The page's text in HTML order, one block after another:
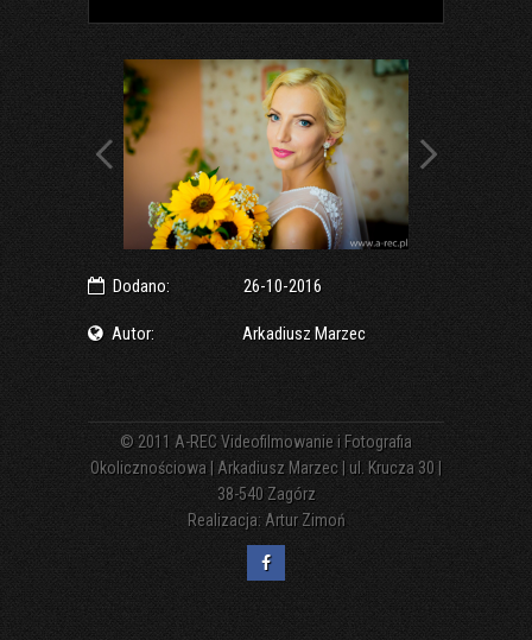
Dodano: 26-10-2016
Autor: Arkadiusz Marzec
© 2011 A-REC Videofilmowanie i Fotografia
Okolicznościowa | Arkadiusz Marzec | ul. Krucza 30 |
38-540 Zagórz
Realizacja: Artur Zimoń